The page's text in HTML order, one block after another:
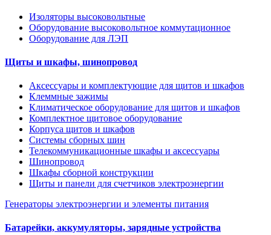
Изоляторы высоковольтные
Оборудование высоковольтное коммутационное
Оборудование для ЛЭП
Щиты и шкафы, шинопровод
Аксессуары и комплектующие для щитов и шкафов
Клеммные зажимы
Климатическое оборудование для щитов и шкафов
Комплектное щитовое оборудование
Корпуса щитов и шкафов
Системы сборных шин
Телекоммуникационные шкафы и аксессуары
Шинопровод
Шкафы сборной конструкции
Щиты и панели для счетчиков электроэнергии
Генераторы электроэнергии и элементы питания
Батарейки, аккумуляторы, зарядные устройства